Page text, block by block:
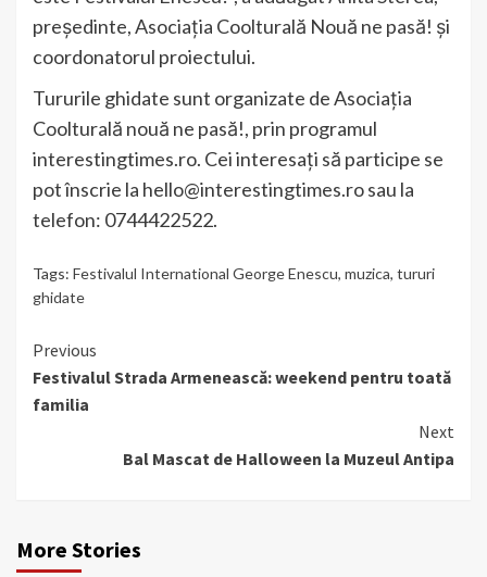
preşedinte, Asociaţia Coolturală Nouă ne pasă! şi
coordonatorul proiectului.
Tururile ghidate sunt organizate de Asociația
Coolturală nouă ne pasă!, prin programul
interestingtimes.ro. Cei interesați să participe se
pot înscrie la hello@interestingtimes.ro sau la
telefon: 0744422522.
Tags: Festivalul International George Enescu, muzica, tururi
ghidate
Continue
Reading
Previous
Festivalul Strada Armenească: weekend pentru toată
familia
Next
Bal Mascat de Halloween la Muzeul Antipa
More Stories